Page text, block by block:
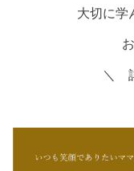
大切に学
＼